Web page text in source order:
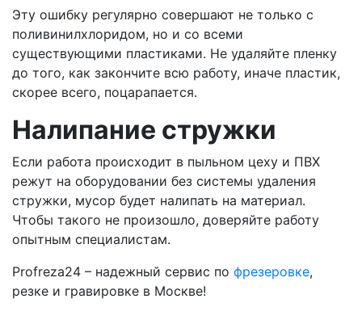
Эту ошибку регулярно совершают не только с
поливинилхлоридом, но и со всеми
существующими пластиками. Не удаляйте пленку
до того, как закончите всю работу, иначе пластик,
скорее всего, поцарапается.
Налипание стружки
Если работа происходит в пыльном цеху и ПВХ
режут на оборудовании без системы удаления
стружки, мусор будет налипать на материал.
Чтобы такого не произошло, доверяйте работу
опытным специалистам.
Profreza24 – надежный сервис по фрезеровке,
резке и гравировке в Москве!